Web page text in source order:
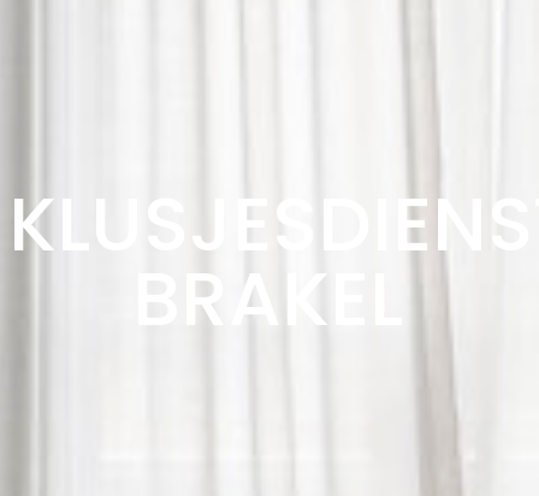
BRAKEL